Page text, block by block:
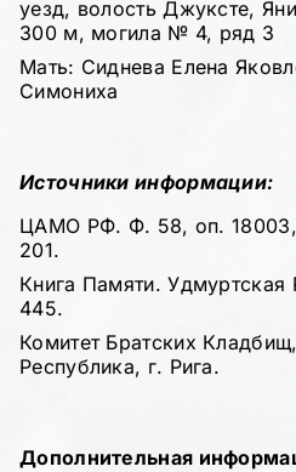
уезд, волость Джуксте,
300 м, могила № 4, ряд 3
Мать: Сиднева Елена
Симониха
Источники информации:
ЦАМО РФ. Ф. 58, оп. 18003,
201.
Книга Памяти.
445.
Комитет Братских
Республика, г. Рига.
Дополнительная